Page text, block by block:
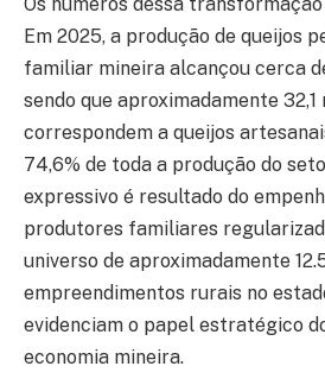
Em 2025, a produção de queijos
familiar mineira alcançou cerca
sendo que aproximadamente
correspondem a queijos
74,6% de toda a produção do
expressivo é resultado do
produtores familiares
universo de aproximadamente
empreendimentos rurais no
evidenciam o papel estratégico
economia mineira.